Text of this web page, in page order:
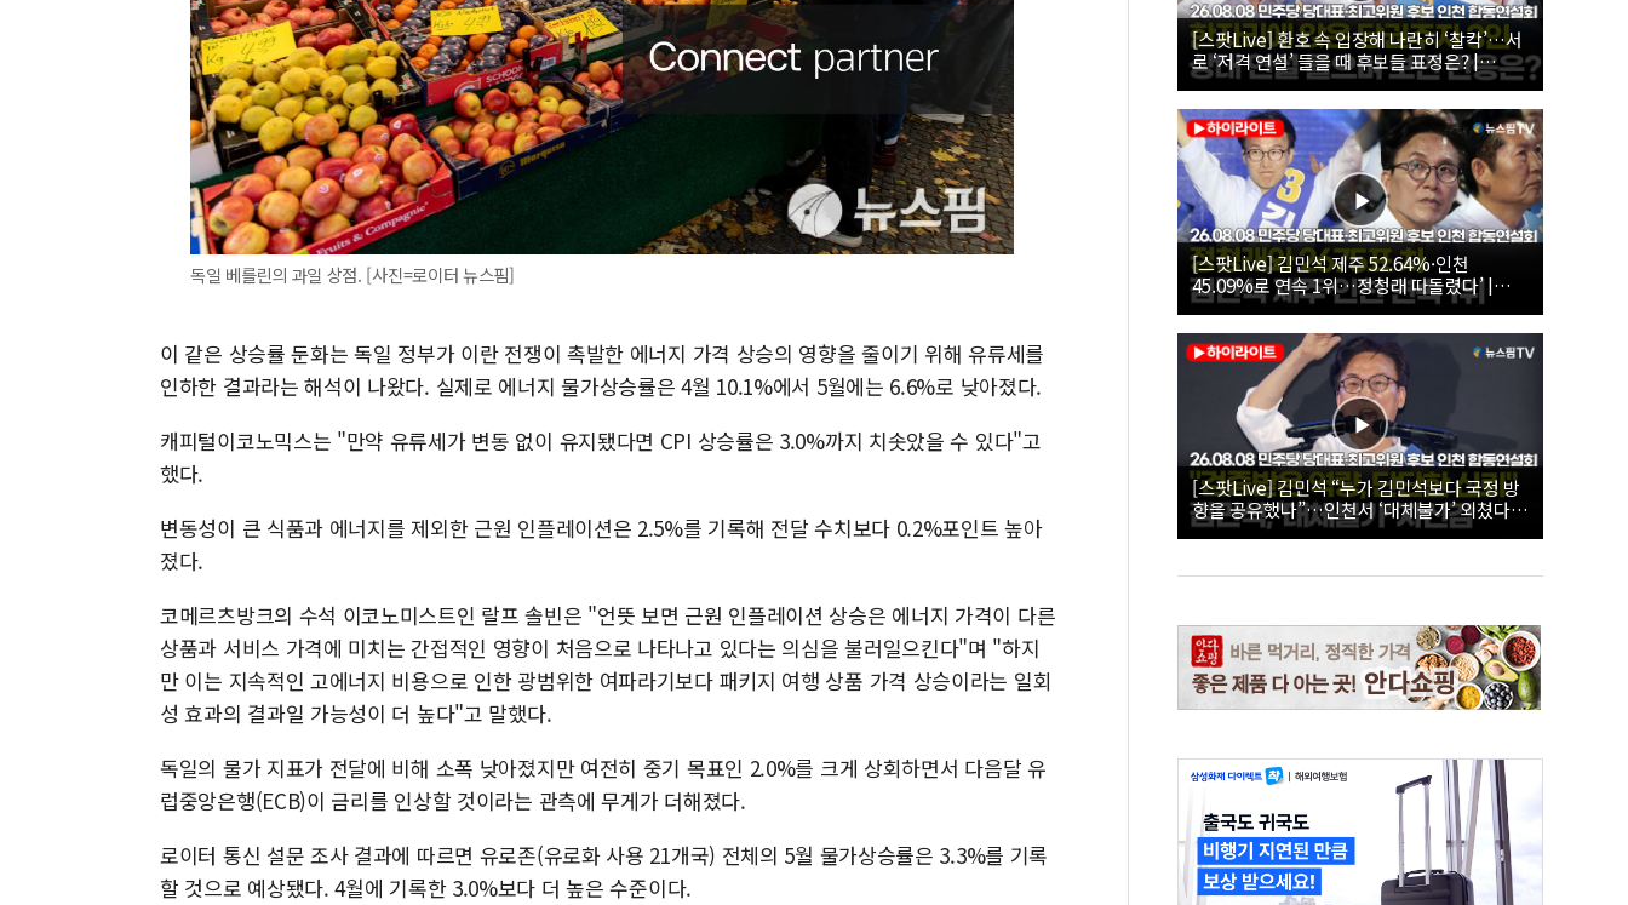
독일 베를린의 과일 상점. [사진=로이터 뉴스핌]
이 같은 상승률 둔화는 독일 정부가 이란 전쟁이 촉발한 에너지 가격 상승의 영향을 줄이기 위해 유류세를
인하한 결과라는 해석이 나왔다. 실제로 에너지 물가상승률은 4월 10.1%에서 5월에는 6.6%로 낮아졌다.
캐피털이코노믹스는 "만약 유류세가 변동 없이 유지됐다면 CPI 상승률은 3.0%까지 치솟았을 수 있다"고
했다.
변동성이 큰 식품과 에너지를 제외한 근원 인플레이션은 2.5%를 기록해 전달 수치보다 0.2%포인트 높아
졌다.
코메르츠방크의 수석 이코노미스트인 랄프 솔빈은 "언뜻 보면 근원 인플레이션 상승은 에너지 가격이 다른
상품과 서비스 가격에 미치는 간접적인 영향이 처음으로 나타나고 있다는 의심을 불러일으킨다"며 "하지
만 이는 지속적인 고에너지 비용으로 인한 광범위한 여파라기보다 패키지 여행 상품 가격 상승이라는 일회
성 효과의 결과일 가능성이 더 높다"고 말했다.
독일의 물가 지표가 전달에 비해 소폭 낮아졌지만 여전히 중기 목표인 2.0%를 크게 상회하면서 다음달 유
럽중앙은행(ECB)이 금리를 인상할 것이라는 관측에 무게가 더해졌다.
로이터 통신 설문 조사 결과에 따르면 유로존(유로화 사용 21개국) 전체의 5월 물가상승률은 3.3%를 기록
할 것으로 예상됐다. 4월에 기록한 3.0%보다 더 높은 수준이다.
[스팟Live] 환호 속 입장해 나란히 ‘찰칵’…서
로 ‘저격 연설’ 들을 때 후보들 표정은? |
26.08.08 더불어민주당 당대표·최고위원 후
보 인천 합동연설회
[스팟Live] 김민석 제주 52.64%·인천
45.09%로 연속 1위…정청래 따돌렸다’ |
26.08.08 더불어민주당 당대표·최고위원 후
보 인천 합동연설회
[스팟Live] 김민석 “누가 김민석보다 국정 방
향을 공유했나”…인천서 ‘대체불가’ 외쳤다 |
26.08.08 더불어민주당 당대표·최고위원 후